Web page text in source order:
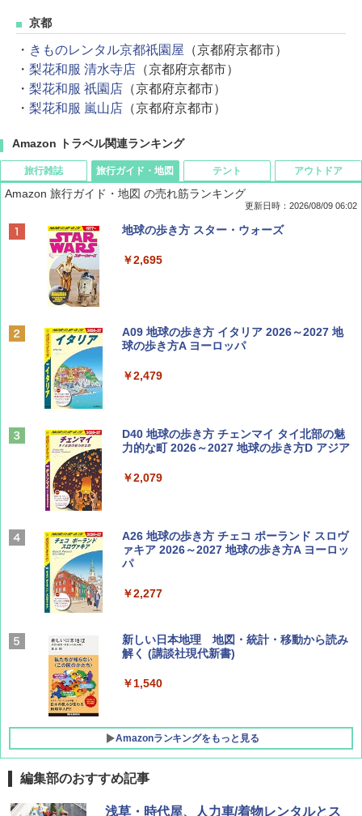
京都
・ きものレンタル京都祇園屋 （京都府京都市）
・ 梨花和服 清水寺店（京都府京都市）
・ 梨花和服 祇園店（京都府京都市）
・ 梨花和服 嵐山店（京都府京都市）
Amazon トラベル関連ランキング
旅行雑誌
BE-PAL(ビ-パル) 2026年 9 月号【特別付録:
ディズニーファン ２０２６年 ９月号 [雑
誌] (ＤＩＳＮＥＹ ＦＡＮ)
￥713
山と溪谷 2026年8月号「南アルプス大全」
Coyote No.89 特集 星野道夫 夢見る旅
￥1,540
AIRLINE（エアライン）2026年9月号【特
集】ボーイング110周年を祝して！
￥1,760
旅行ガイド・地図
Amazon 旅行ガイド・地図 の売れ筋ランキング
更新日時：2026/08/09 06:02
地球の歩き方 スター・ウォーズ
￥2,695
A09 地球の歩き方 イタリア 2026～2027 地
球の歩き方A ヨーロッパ
￥2,479
D40 地球の歩き方 チェンマイ タイ北部の魅
力的な町 2026～2027 地球の歩き方D アジア
￥2,079
A26 地球の歩き方 チェコ ポーランド スロヴ
ァキア 2026～2027 地球の歩き方A ヨーロッ
パ
￥2,277
新しい日本地理 地図・統計・移動から読み
解く (講談社現代新書)
￥1,540
Amazonランキングをもっと見る
テント
[キャンパーズコレクション 山善] ポップアッ
アウトドア
DEWEL パラソル 大型 ビーチ アウトドアパ
編集部のおすすめ記事
浅草・時代屋、人力車/着物レンタルとス